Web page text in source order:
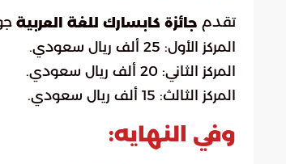
تقدم جائزة كابسارك للغة العربية
المركز الأول: 25 ألف ريال سعودي.
المركز الثاني: 20 ألف ريال سعودي.
المركز الثالث: 15 ألف ريال سعودي.
وفي النهايه: